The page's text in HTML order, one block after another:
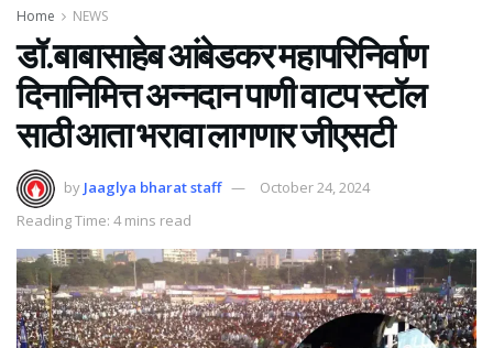
Home NEWS
डॉ.बाबासाहेब आंबेडकर महापरिनिर्वाण
दिनानिमित्त अन्नदान पाणी वाटप स्टॉल
साठी आता भरावा लागणार जीएसटी
by Jaaglya bharat staff
October 24, 2024
Reading Time: 4 mins read